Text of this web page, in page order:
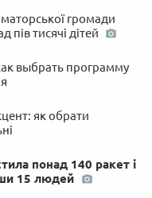
громади
тисячі дітей
выбрать программу
як обрати
понад 140 ракет і
15 людей